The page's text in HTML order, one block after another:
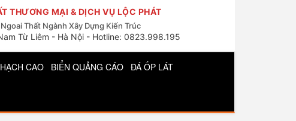
THƯƠNG MẠI & DỊCH VỤ LỘC PHÁT
Thất Ngành Xây Dựng Kiến Trúc
Từ Liêm - Hà Nội - Hotline: 0823.998.195
CAO BIỂN QUẢNG CÁO ĐÁ ỐP LÁT